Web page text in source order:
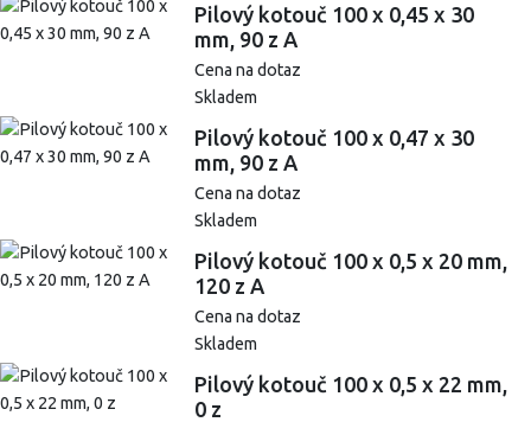
Pilový kotouč 100 x 0,45 x 30
mm, 90 z A
Cena na dotaz
Skladem
Pilový kotouč 100 x 0,47 x 30
mm, 90 z A
Cena na dotaz
Skladem
Pilový kotouč 100 x 0,5 x 20 mm,
120 z A
Cena na dotaz
Skladem
Pilový kotouč 100 x 0,5 x 22 mm,
0 z